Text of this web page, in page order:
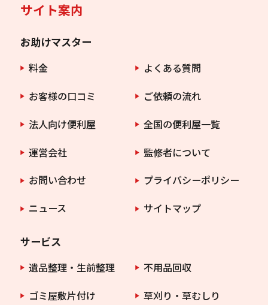
サイト案内
お助けマスター
料金
よくある質問
お客様の口コミ
ご依頼の流れ
法人向け便利屋
全国の便利屋一覧
運営会社
監修者について
お問い合わせ
プライバシーポリシー
ニュース
サイトマップ
サービス
遺品整理・生前整理
不用品回収
ゴミ屋敷片付け
草刈り・草むしり